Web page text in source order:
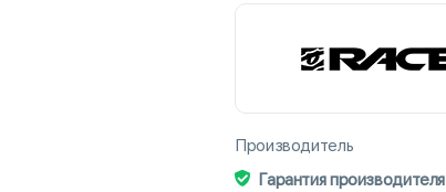
Производитель
Гарантия производителя